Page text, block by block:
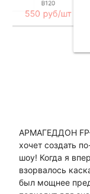
B120
550 руб/шт
АРМАГЕДДОН
хочет создать
шоу! Когда я
взорвалось
был мощнее